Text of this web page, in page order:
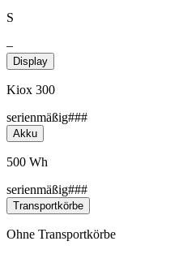
S
–
Display
Kiox 300
serienmäßig###
Akku
500 Wh
serienmäßig###
Transportkörbe
Ohne Transportkörbe